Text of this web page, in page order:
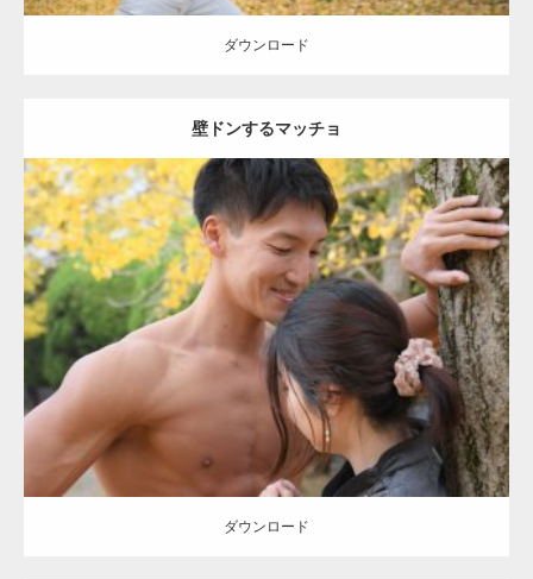
ダウンロード
壁ドンするマッチョ
Update: 2021.07.8
Category:公園のマッチョ その他 AKIHITO(細マッチョ) 大胸筋 肩 腹
筋
ダウンロード
ダウンロード
【YouTube】マッチョフリー素材メンバーが
ギネス世界記録…